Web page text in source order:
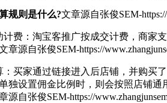
规则是什么?文章源自张俊SEM-
：淘宝客推广按成交计费，商家支
章源自张俊SEM-https://
家通过链接进入后店铺，并购买了
独设置佣金比例时，则会按照店铺
源自张俊SEM-https://